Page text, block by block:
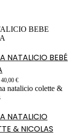
NATALICIO BEBÉ
40,00 €
NATALICIO
& NICOLAS